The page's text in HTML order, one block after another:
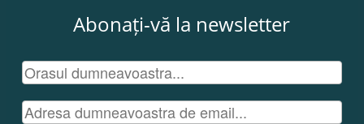
Abonați-vă la newsletter